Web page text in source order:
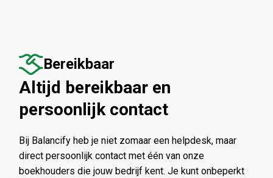
Bereikbaar
Altijd bereikbaar en
persoonlijk contact
Bij Balancify heb je niet zomaar een helpdesk, maar
direct persoonlijk contact met één van onze
boekhouders die jouw bedrijf kent. Je kunt onbeperkt